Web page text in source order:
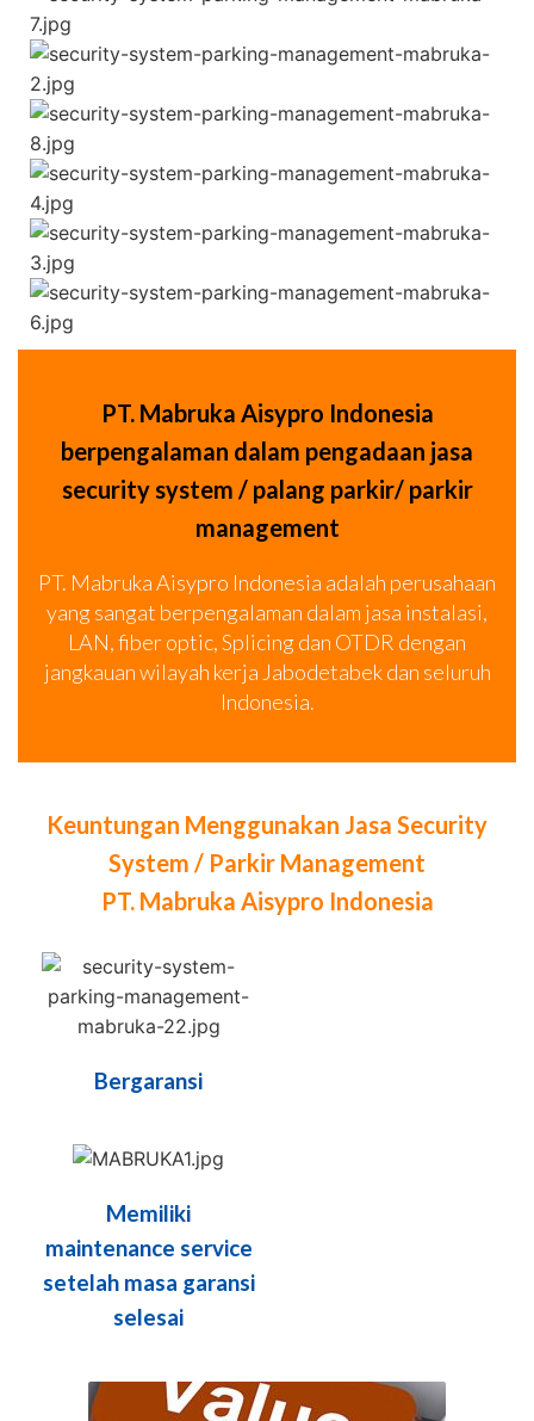
PT. Mabruka Aisypro Indonesia
berpengalaman dalam pengadaan jasa
security system / palang parkir/ parkir
management
PT. Mabruka Aisypro Indonesia adalah perusahaan
yang sangat berpengalaman dalam jasa instalasi,
LAN, fiber optic, Splicing dan OTDR dengan
jangkauan wilayah kerja Jabodetabek dan seluruh
Indonesia.
Keuntungan Menggunakan Jasa Security
System / Parkir Management
PT. Mabruka Aisypro Indonesia
Bergaransi
Memiliki
maintenance service
setelah masa garansi
selesai